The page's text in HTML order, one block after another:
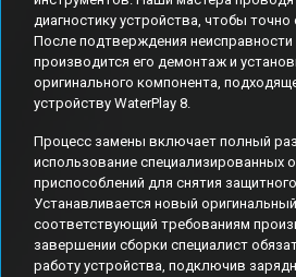
диагностику устройства, чтобы
После подтверждения неисправности
производится его демонтаж и
оригинального компонента,
устройству WaterPlay 8.
Процесс замены включает полный
использование специализированных
приспособлений для снятия
Устанавливается новый
соответствующий требованиям
завершении сборки специалист
работу устройства, подключив